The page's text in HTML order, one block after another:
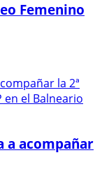
Femenino
a acompañar